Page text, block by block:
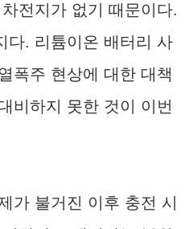
전지가 없기 때문이다.
다. 리튬이온 배터리 사
폭주 현상에 대한 대책
비하지 못한 것이 이번
가 불거진 이후 충전 시